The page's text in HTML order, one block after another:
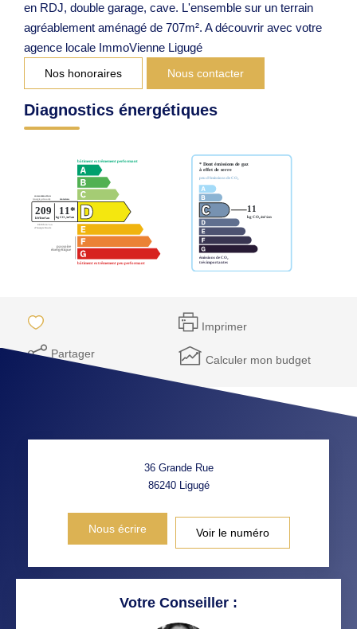
en RDJ, double garage, cave. L'ensemble sur un terrain
agréablement aménagé de 707m². A découvrir avec votre
agence locale ImmoVienne Ligugé
Nos honoraires Nous contacter
Diagnostics énergétiques
Imprimer
Partager Calculer mon budget
36 Grande Rue
86240 Ligugé
Nous écrire Voir le numéro
Votre Conseiller :